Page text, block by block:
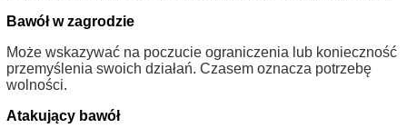
Bawół w zagrodzie
Może wskazywać na poczucie ograniczenia lub konieczność
przemyślenia swoich działań. Czasem oznacza potrzebę
wolności.
Atakujący bawół